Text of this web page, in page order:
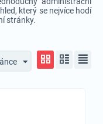
který se nejvíce hodí
stránky.